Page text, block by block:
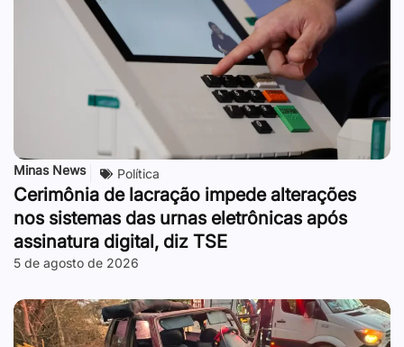
Minas News Política
Cerimônia de lacração impede alterações
nos sistemas das urnas eletrônicas após
assinatura digital, diz TSE
5 de agosto de 2026